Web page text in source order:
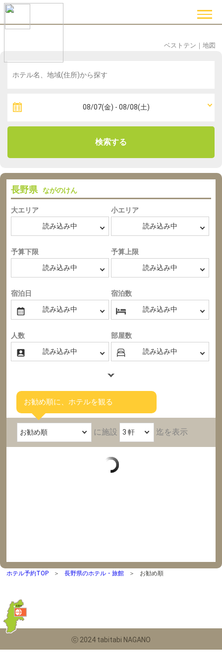
地図
｜
ベストテン
検索する
長野県 ながのけん
大エリア 小エリア
予算下限 予算上限
宿泊日 宿泊数
人数 部屋数
お勧め順に、ホテルを観る
に施設 迄を表示
ホテル予約TOP 長野県のホテル・旅館 お勧め順
ⓒ 2024 tabitabi NAGANO